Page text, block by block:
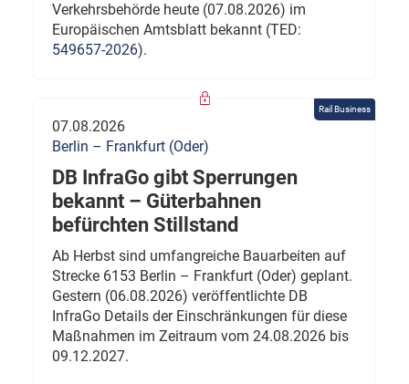
Verkehrsbehörde heute (07.08.2026) im
Europäischen Amtsblatt bekannt (TED:
549657-2026).
Rail Business
07.08.2026
Berlin – Frankfurt (Oder)
DB InfraGo gibt Sperrungen
bekannt – Güterbahnen
befürchten Stillstand
Ab Herbst sind umfangreiche Bauarbeiten auf
Strecke 6153 Berlin – Frankfurt (Oder) geplant.
Gestern (06.08.2026) veröffentlichte DB
InfraGo Details der Einschränkungen für diese
Maßnahmen im Zeitraum vom 24.08.2026 bis
09.12.2027.